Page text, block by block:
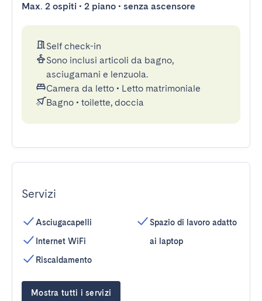
Max. 2 ospiti • 2 piano • senza ascensore
Self check-in
Sono inclusi articoli da bagno,
asciugamani e lenzuola.
Camera da letto • Letto matrimoniale
Bagno • toilette, doccia
Servizi
Asciugacapelli
Internet WiFi
Riscaldamento
Spazio di lavoro adatto
ai laptop
Mostra tutti i servizi